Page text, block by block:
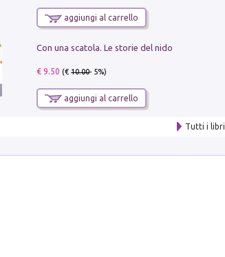
aggiungi al carrello
Con una scatola. Le storie del nido
€ 9.50 (€10.00- 5%)
aggiungi al carrello
Tutti i libri